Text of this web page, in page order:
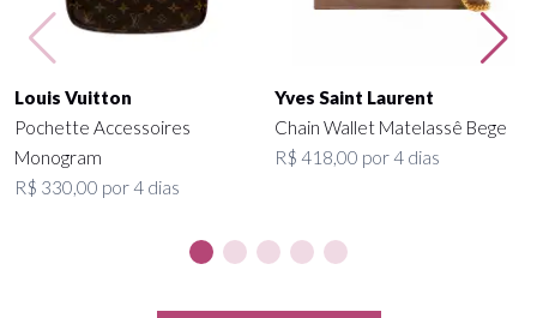
Louis Vuitton
Pochette Accessoires
Monogram
R$ 330,00 por 4 dias
Yves Saint Laurent
Chain Wallet Matelassê Bege
R$ 418,00 por 4 dias